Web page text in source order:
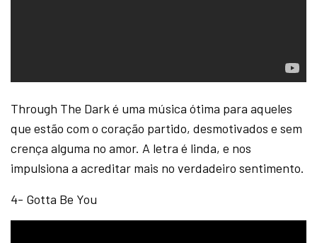
Through The Dark é uma música ótima para aqueles
que estão com o coração partido, desmotivados e sem
crença alguma no amor. A letra é linda, e nos
impulsiona a acreditar mais no verdadeiro sentimento.
4- Gotta Be You